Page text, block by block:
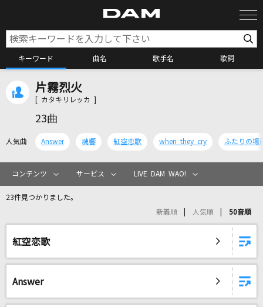
キーワード 曲名 歌手名 歌詞
カラオケリクエスト
竈門炭治郎のうた -アニメ映像 ver.-
椎名 豪 featuring 中川奈美
片霧烈火
[ カタキリレッカ ]
23曲
人気曲 Answer 魂響 紅空恋歌 when they cry ふたりの場
コンテンツ サービス LIVE DAM WAO!
23件見つかりました。
新着順 人気順 50音順
紅空恋歌
Answer